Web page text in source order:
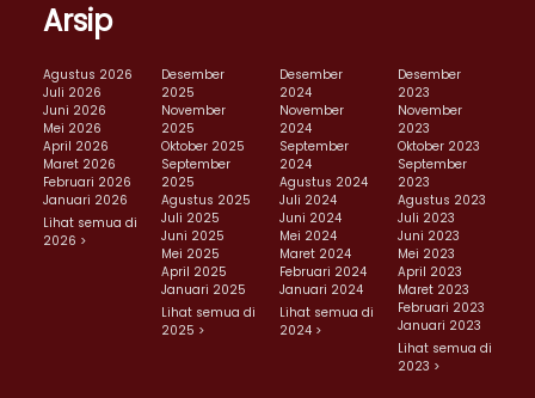
Arsip
Agustus 2026
Juli 2026
Juni 2026
Mei 2026
April 2026
Maret 2026
Februari 2026
Januari 2026
Lihat semua di
2026 >
Desember
2025
November
2025
Oktober 2025
September
2025
Agustus 2025
Juli 2025
Juni 2025
Mei 2025
April 2025
Januari 2025
Lihat semua di
2025 >
Desember
2024
November
2024
September
2024
Agustus 2024
Juli 2024
Juni 2024
Mei 2024
Maret 2024
Februari 2024
Januari 2024
Lihat semua di
2024 >
Desember
2023
November
2023
Oktober 2023
September
2023
Agustus 2023
Juli 2023
Juni 2023
Mei 2023
April 2023
Maret 2023
Februari 2023
Januari 2023
Lihat semua di
2023 >